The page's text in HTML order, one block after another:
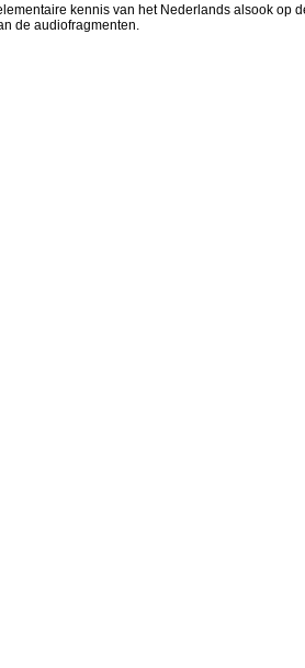
kennis van het Nederlands alsook op
de audiofragmenten.